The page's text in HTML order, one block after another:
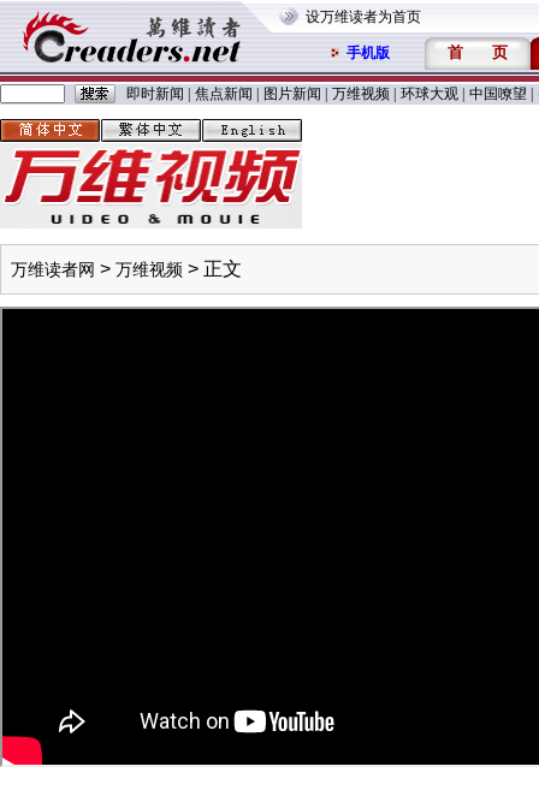
设万维读者为首页
手机版 首 页
即时新闻 焦点新闻 图片新闻 万维视频 环球大观 中国嘹望
万维读者网 > 万维视频 > 正文